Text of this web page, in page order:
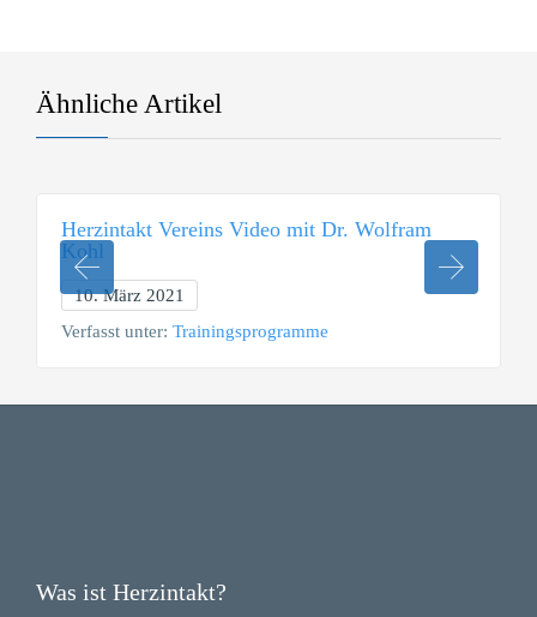
Ähnliche Artikel
Herzintakt Vereins Video mit Dr. Wolfram
Kohl
10. März 2021
Verfasst unter: Trainingsprogramme
Was ist Herzintakt?